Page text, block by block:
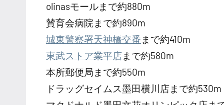
olinasモールまで約880m
賛育会病院まで約890m
城東警察署天神橋交番 まで約410m
東武ストア業平店まで約580m
本所郵便局まで約550m
ドラッグセイムス墨田横川店まで約530m